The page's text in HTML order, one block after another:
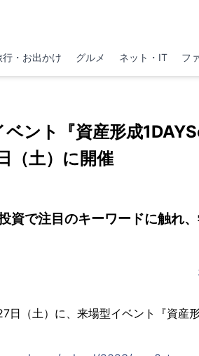
行・お出かけ グルメ ネット・IT フ
ント『資産形成
（土）に開催
資で注目のキーワードに触れ、
（土）に、来場型イベント『資産